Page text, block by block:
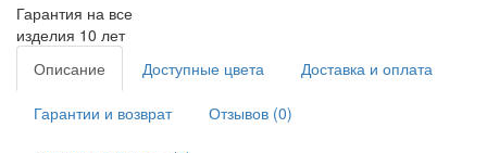
Гарантия на все
изделия 10 лет
Описание
Доступные цвета Доставка и оплата
Гарантии и возврат Отзывов (0)